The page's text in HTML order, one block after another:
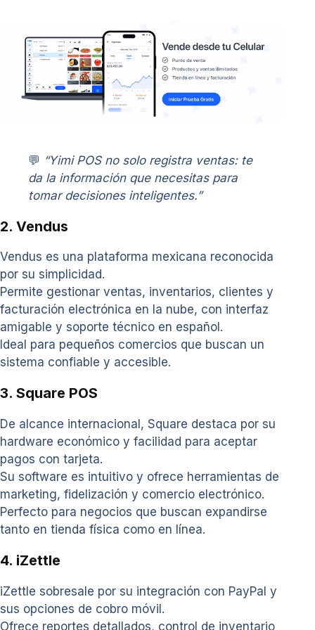
💬 “Yimi POS no solo registra ventas: te
da la información que necesitas para
tomar decisiones inteligentes.”
2. Vendus
Vendus es una plataforma mexicana reconocida
por su simplicidad.
Permite gestionar ventas, inventarios, clientes y
facturación electrónica en la nube, con interfaz
amigable y soporte técnico en español.
Ideal para pequeños comercios que buscan un
sistema confiable y accesible.
3. Square POS
De alcance internacional, Square destaca por su
hardware económico y facilidad para aceptar
pagos con tarjeta.
Su software es intuitivo y ofrece herramientas de
marketing, fidelización y comercio electrónico.
Perfecto para negocios que buscan expandirse
tanto en tienda física como en línea.
4. iZettle
iZettle sobresale por su integración con PayPal y
sus opciones de cobro móvil.
Ofrece reportes detallados, control de inventario